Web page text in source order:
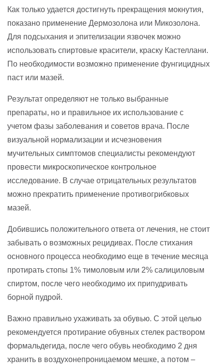
Как только удается достигнуть прекращения мокнутия,
показано применение Дермозолона или Микозолона.
Для подсыхания и эпителизации язвочек можно
использовать спиртовые красители, краску Кастеллани.
По необходимости возможно применение фунгицидных
паст или мазей.
Результат определяют не только выбранные
препараты, но и правильное их использование с
учетом фазы заболевания и советов врача. После
визуальной нормализации и исчезновения
мучительных симптомов специалисты рекомендуют
провести микроскопическое контрольное
исследование. В случае отрицательных результатов
можно прекратить применение противогрибковых
мазей.
Добившись положительного ответа от лечения, не стоит
забывать о возможных рецидивах. После стихания
основного процесса необходимо еще в течение месяца
протирать стопы 1% тимоловым или 2% салициловым
спиртом, после чего необходимо их припудривать
борной пудрой.
Важно правильно ухаживать за обувью. С этой целью
рекомендуется протирание обувных стелек раствором
формальдегида, после чего обувь необходимо 2 дня
хранить в воздухонепроницаемом мешке, а потом –